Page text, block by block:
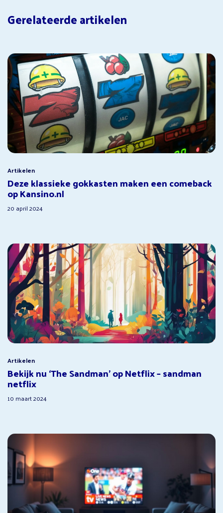
Gerelateerde artikelen
Artikelen
Deze klassieke gokkasten maken een comeback
op Kansino.nl
20 april 2024
Artikelen
Bekijk nu ‘The Sandman’ op Netflix – sandman
netflix
10 maart 2024